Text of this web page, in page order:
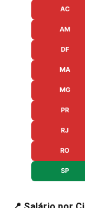
AC
AM
DF
MA
MG
PR
RJ
RO
SP